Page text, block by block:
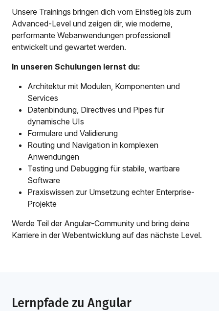
Unsere Trainings bringen dich vom Einstieg bis zum
Advanced-Level und zeigen dir, wie moderne,
performante Webanwendungen professionell
entwickelt und gewartet werden.
In unseren Schulungen lernst du:
Architektur mit Modulen, Komponenten und
Services
Datenbindung, Directives und Pipes für
dynamische UIs
Formulare und Validierung
Routing und Navigation in komplexen
Anwendungen
Testing und Debugging für stabile, wartbare
Software
Praxiswissen zur Umsetzung echter Enterprise-
Projekte
Werde Teil der Angular-Community und bring deine
Karriere in der Webentwicklung auf das nächste Level.
Lernpfade zu Angular